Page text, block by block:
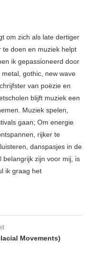
om zich als late dertiger
te doen en muziek helpt
ik gepassioneerd door
gothic, new wave
van poëzie en
blijft muziek een
Muziek spelen,
gaan; Om energie
rijker te
danspasjes in de
belangrijk zijn voor mij, is
ik graag het
Movements)